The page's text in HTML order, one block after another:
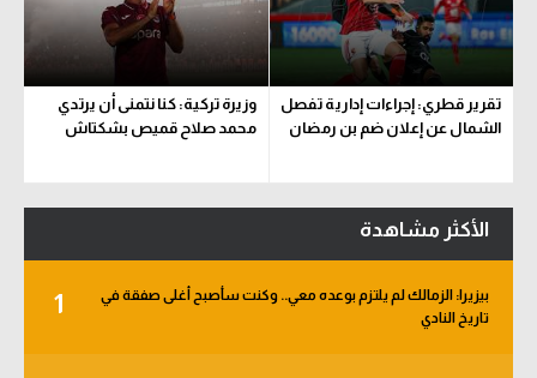
تقرير قطري: إجراءات إدارية تفصل
الشمال عن إعلان ضم بن رمضان
وزيرة تركية: كنا نتمنى أن يرتدي
محمد صلاح قميص بشكتاش
الأكثر مشاهدة
1
بيزيرا: الزمالك لم يلتزم بوعده معي.. وكنت سأصبح أغلى صفقة في
تاريخ النادي